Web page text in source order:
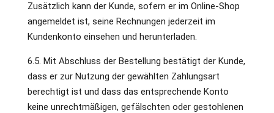
Zusätzlich kann der Kunde, sofern er im Online-Shop
angemeldet ist, seine Rechnungen jederzeit im
Kundenkonto einsehen und herunterladen.
6.5. Mit Abschluss der Bestellung bestätigt der Kunde,
dass er zur Nutzung der gewählten Zahlungsart
berechtigt ist und dass das entsprechende Konto
keine unrechtmäßigen, gefälschten oder gestohlenen